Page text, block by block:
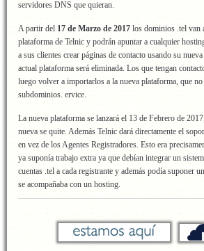
servidores DNS que quieran.
A partir del 17 de Marzo de 2017 los dominios .tel van
plataforma de Telnic y podrán apuntar a cualquier
a sus clientes crear páginas de contacto usando su
actual plataforma será eliminada. Los que tengan
luego volver a importarlos a la nueva plataforma, que no
subdominios. ervice.
La nueva plataforma se lanzará el 13 de Febrero de
nueva se quite. Además Telnic dará directamente el
en vez de los Agentes Registradores. Esto era
ya suponía trabajo extra ya que debían integrar un
cuentas .tel a cada registrante y además podía suponer
se acompañaba con un hosting.